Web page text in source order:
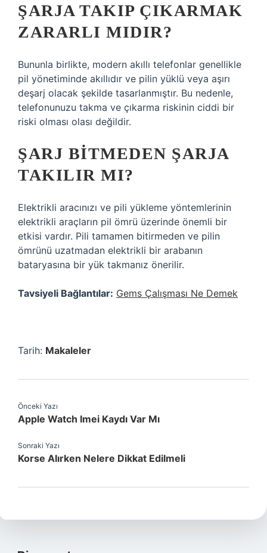
ŞARJA TAKIP ÇIKARMAK
ZARARLI MIDIR?
Bununla birlikte, modern akıllı telefonlar genellikle
pil yönetiminde akıllıdır ve pilin yüklü veya aşırı
deşarj olacak şekilde tasarlanmıştır. Bu nedenle,
telefonunuzu takma ve çıkarma riskinin ciddi bir
riski olması olası değildir.
ŞARJ BITMEDEN ŞARJA
TAKILIR MI?
Elektrikli aracınızı ve pili yükleme yöntemlerinin
elektrikli araçların pil ömrü üzerinde önemli bir
etkisi vardır. Pili tamamen bitirmeden ve pilin
ömrünü uzatmadan elektrikli bir arabanın
bataryasına bir yük takmanız önerilir.
Tavsiyeli Bağlantılar: Gems Çalışması Ne Demek
Tarih: Makaleler
Önceki Yazı
Apple Watch Imei Kaydı Var Mı
Sonraki Yazı
Korse Alırken Nelere Dikkat Edilmeli